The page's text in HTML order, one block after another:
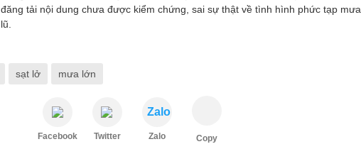
đăng tải nội dung chưa được kiểm chứng, sai sự thật về tình hình phức tạp mưa
lũ.
sạt lở mưa lớn
Facebook Twitter
Zalo
Zalo Copy